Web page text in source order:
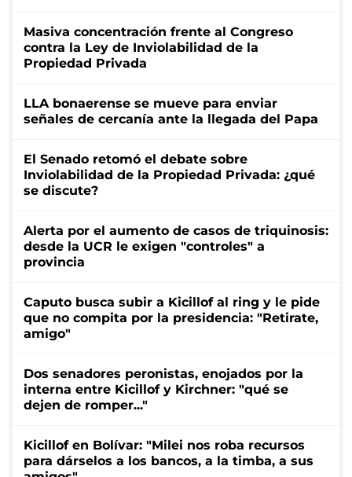
Masiva concentración frente al Congreso
contra la Ley de Inviolabilidad de la
Propiedad Privada
LLA bonaerense se mueve para enviar
señales de cercanía ante la llegada del Papa
El Senado retomó el debate sobre
Inviolabilidad de la Propiedad Privada: ¿qué
se discute?
Alerta por el aumento de casos de triquinosis:
desde la UCR le exigen "controles" a
provincia
Caputo busca subir a Kicillof al ring y le pide
que no compita por la presidencia: "Retirate,
amigo"
Dos senadores peronistas, enojados por la
interna entre Kicillof y Kirchner: "qué se
dejen de romper..."
Kicillof en Bolívar: "Milei nos roba recursos
para dárselos a los bancos, a la timba, a sus